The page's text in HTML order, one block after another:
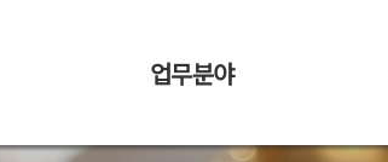
업무분야